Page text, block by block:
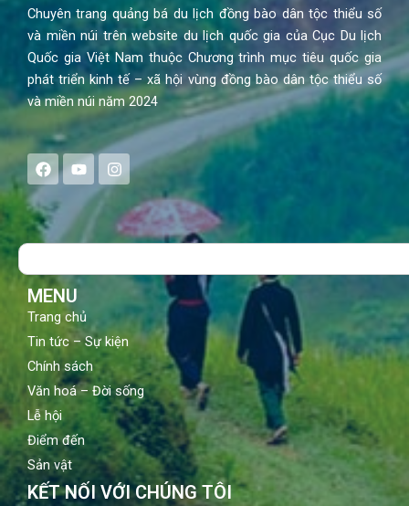
Chuyên trang quảng bá du lịch đồng bào dân tộc thiểu số
và miền núi trên website du lịch quốc gia của Cục Du lịch
Quốc gia Việt Nam thuộc Chương trình mục tiêu quốc gia
phát triển kinh tế – xã hội vùng đồng bào dân tộc thiểu số
và miền núi năm 2024
F
a
e
b
o
Y
o
t
u
b
I
n
s
a
g
Search
MENU
Trang chủ
Tin tức – Sự kiện
Chính sách
Văn hoá – Đời sống
Lễ hội
Điểm đến
Sản vật
KẾT NỐI VỚI CHÚNG TÔI